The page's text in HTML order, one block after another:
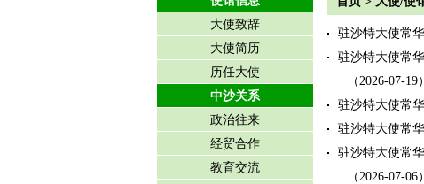
大使致辞
大使简历
历任大使
中沙关系
政治往来
经贸合作
教育交流
驻沙特大使常
驻沙特大使常
（2026-07-19）
驻沙特大使常
驻沙特大使常
驻沙特大使常
（2026-07-06）